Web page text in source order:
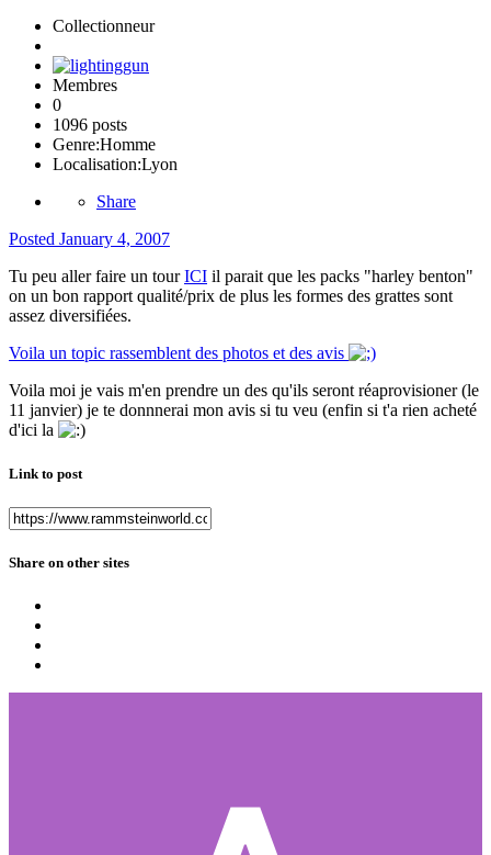
Collectionneur
Membres
0
1096 posts
Genre:Homme
Localisation:Lyon
Share
Posted January 4, 2007
Tu peu aller faire un tourICI il parait que les packs "harley benton"
on un bon rapport qualité/prix de plus les formes des grattes sont
assez diversifiées.
Voila un topic rassemblent des photos et des avis
Voila moi je vais m'en prendre un des qu'ils seront réaprovisioner (le
11 janvier) je te donnnerai mon avis si tu veu (enfin si t'a rien acheté
d'ici la
Link to post
Share on other sites